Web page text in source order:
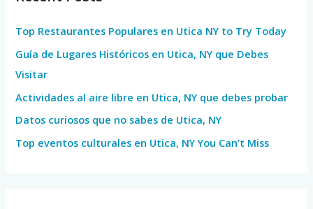
f
o
r
:
Top Restaurantes Populares en Utica NY to Try Today
Guía de Lugares Históricos en Utica, NY que Debes
Visitar
Actividades al aire libre en Utica, NY que debes probar
Datos curiosos que no sabes de Utica, NY
Top eventos culturales en Utica, NY You Can’t Miss